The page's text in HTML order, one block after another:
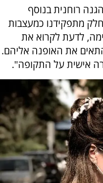
רוחנית בנוסף
מתפקידנו כמעצבות
לדעת לקרוא את
את האופנה אליהם.
אישית על התקופה".